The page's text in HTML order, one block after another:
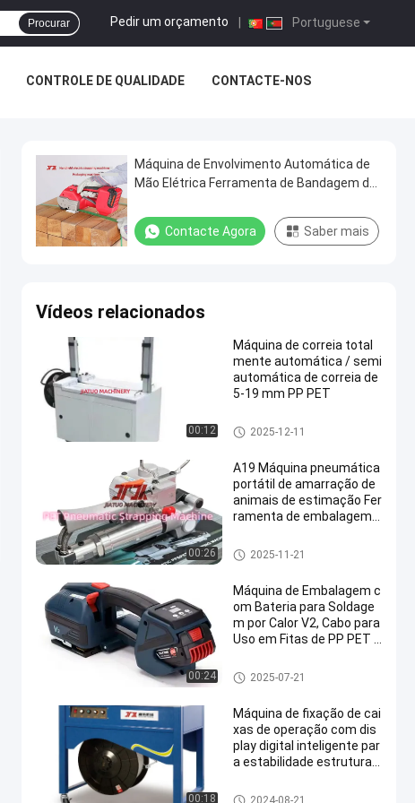
Portuguese
Pedir um orçamento
Procurar
CONTROLE DE QUALIDADE CONTACTE-NOS
Máquina de Envolvimento Automática de
Mão Elétrica Ferramenta de Bandagem de
Contacte Agora Saber mais
Vídeos relacionados
00:12
Máquina de correia total
mente automática / semi
automática de correia de
5-19 mm PP PET
Máquina de embalagem auto
mática
2025-12-11
00:26
A19 Máquina pneumática
portátil de amarração de
animais de estimação Fer
ramenta de embalagem f
Máquina de cintar pneumática
2025-11-21
00:24
Máquina de Embalagem c
om Bateria para Soldage
m por Calor V2, Cabo para
Uso em Fitas de PP PET d
rramenta de Embalagem
Automática
Máquina de embalagem auto
mática
2025-07-21
00:18
Máquina de fixação de cai
xas de operação com dis
play digital inteligente par
a estabilidade estrutural
esa
Máquina de embalagem auto
2024-08-21